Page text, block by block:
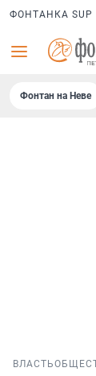
ФОНТАНКА SUP
Фонтан на Неве
ВЛАСТЬ